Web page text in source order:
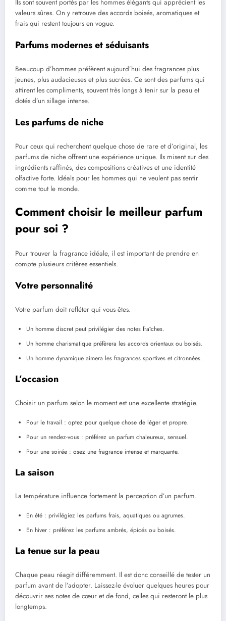
Ils sont souvent portés par les hommes élégants qui apprécient les
valeurs sûres. On y retrouve des accords boisés, aromatiques et
frais qui restent toujours en vogue.
Parfums modernes et séduisants
Beaucoup d’hommes préfèrent aujourd’hui des fragrances plus
jeunes, plus audacieuses et plus sucrées. Ce sont des parfums qui
attirent les compliments, souvent très longs à tenir sur la peau et
dotés d’un sillage intense.
Les parfums de niche
Pour ceux qui recherchent quelque chose de rare et d’original, les
parfums de niche offrent une expérience unique. Ils misent sur des
ingrédients raffinés, des compositions créatives et une identité
olfactive forte. Idéals pour les hommes qui ne veulent pas sentir
comme tout le monde.
Comment choisir le meilleur parfum
pour soi ?
Pour trouver la fragrance idéale, il est important de prendre en
compte plusieurs critères essentiels.
Votre personnalité
Votre parfum doit refléter qui vous êtes.
Un homme discret peut privilégier des notes fraîches.
Un homme charismatique préfèrera les accords orientaux ou boisés.
Un homme dynamique aimera les fragrances sportives et citronnées.
L’occasion
Choisir un parfum selon le moment est une excellente stratégie.
Pour le travail : optez pour quelque chose de léger et propre.
Pour un rendez-vous : préférez un parfum chaleureux, sensuel.
Pour une soirée : osez une fragrance intense et marquante.
La saison
La température influence fortement la perception d’un parfum.
En été : privilégiez les parfums frais, aquatiques ou agrumes.
En hiver : préférez les parfums ambrés, épicés ou boisés.
La tenue sur la peau
Chaque peau réagit différemment. Il est donc conseillé de tester un
parfum avant de l’adopter. Laissez-le évoluer quelques heures pour
découvrir ses notes de cœur et de fond, celles qui resteront le plus
longtemps.